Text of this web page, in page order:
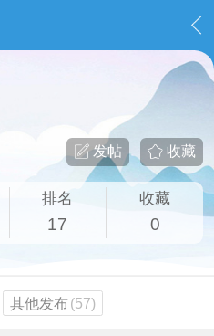
收藏
发帖
排名
17
收藏
0
其他发布(57)